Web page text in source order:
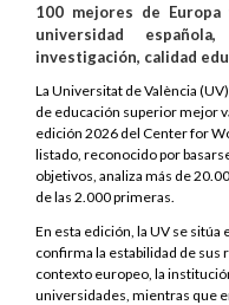
100 mejores de
universidad
investigación, calidad
La Universitat de València
de educación superior mejor
edición 2026 del Center for
listado, reconocido por
objetivos, analiza más de
de las 2.000 primeras.
En esta edición, la UV se sitúa
confirma la estabilidad de sus
contexto europeo, la
universidades, mientras que